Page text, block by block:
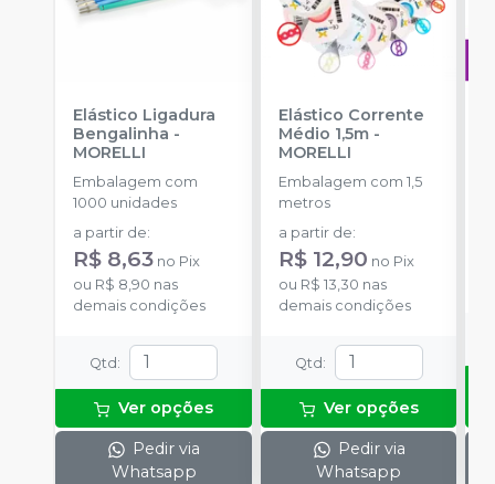
Elástico Ligadura
Bengalinha -
MORELLI
Embalagem com
1000 unidades
a partir de:
R$ 8,63 no Pix
ou R$ 8,90 nas
demais condições
Qtd:
Ver opções
Pedir via
Whatsapp
Elástico Corrente
Médio 1,5m-
MORELLI
Embalagem com 1,5
metros
a partir de:
R$ 12,90 no Pix
ou R$ 13,30 nas
demais condições
Qtd:
Ver opções
Pedir via
Whatsapp